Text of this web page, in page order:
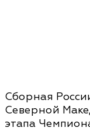
Сборная
Северной
этапа